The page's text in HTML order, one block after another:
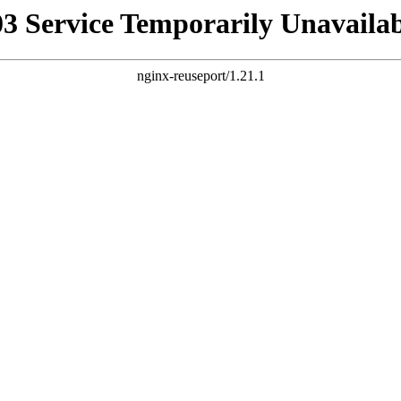
Service Temporarily
nginx-reuseport/1.21.1